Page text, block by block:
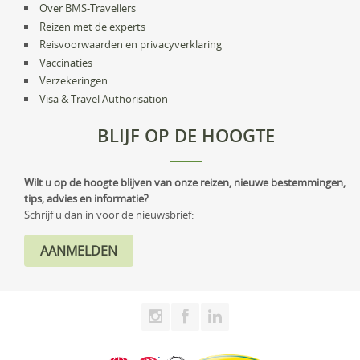
Over BMS-Travellers
Reizen met de experts
Reisvoorwaarden en privacyverklaring
Vaccinaties
Verzekeringen
Visa & Travel Authorisation
BLIJF OP DE HOOGTE
Wilt u op de hoogte blijven van onze reizen, nieuwe bestemmingen,
tips, advies en informatie?
Schrijf u dan in voor de nieuwsbrief: